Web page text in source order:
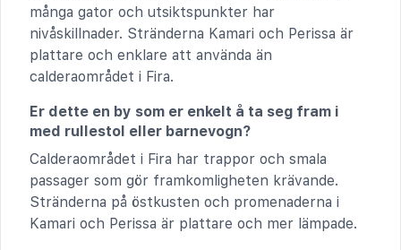
många gator och utsiktspunkter har
nivåskillnader. Stränderna Kamari och Perissa är
plattare och enklare att använda än
calderaområdet i Fira.
Er dette en by som er enkelt å ta seg fram i
med rullestol eller barnevogn?
Calderaområdet i Fira har trappor och smala
passager som gör framkomligheten krävande.
Stränderna på östkusten och promenaderna i
Kamari och Perissa är plattare och mer lämpade.